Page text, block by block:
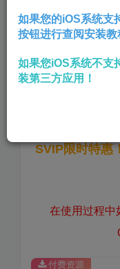
解锁内购——随便
版本:5.34.0
SVIP限时特惠
在使用过程中
付费资源
如果您的iOS系统支
按钮进行查阅安装教
如果您iOS系统不支
装第三方应用！